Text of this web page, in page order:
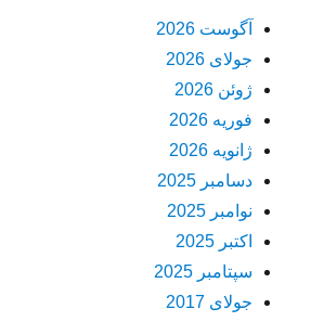
آگوست 2026
جولای 2026
ژوئن 2026
فوریه 2026
ژانویه 2026
دسامبر 2025
نوامبر 2025
اکتبر 2025
سپتامبر 2025
جولای 2017